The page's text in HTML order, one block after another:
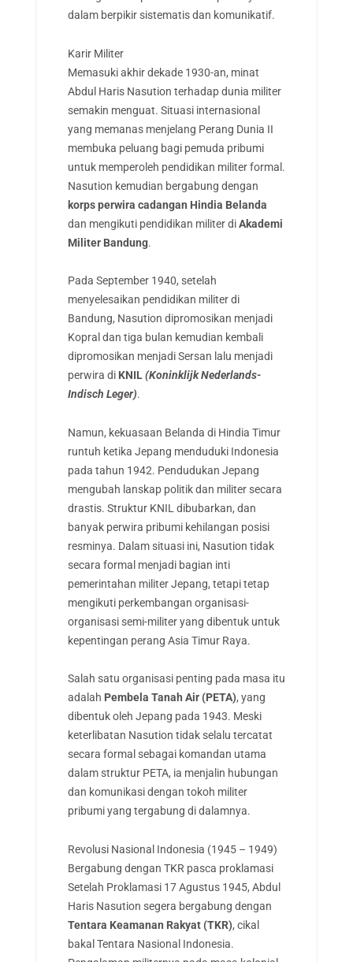
dalam berpikir sistematis dan komunikatif.
Karir Militer
Memasuki akhir dekade 1930-an, minat
Abdul Haris Nasution terhadap dunia militer
semakin menguat. Situasi internasional
yang memanas menjelang Perang Dunia II
membuka peluang bagi pemuda pribumi
untuk memperoleh pendidikan militer formal.
Nasution kemudian bergabung dengan
korps perwira cadangan Hindia Belanda
dan mengikuti pendidikan militer diAkademi
Militer Bandung.
Pada September 1940, setelah
menyelesaikan pendidikan militer di
Bandung, Nasution dipromosikan menjadi
Kopral dan tiga bulan kemudian kembali
dipromosikan menjadi Sersan lalu menjadi
perwira di KNIL(Koninklijk Nederlands-
Indisch Leger).
Namun, kekuasaan Belanda di Hindia Timur
runtuh ketika Jepang menduduki Indonesia
pada tahun 1942. Pendudukan Jepang
mengubah lanskap politik dan militer secara
drastis. Struktur KNIL dibubarkan, dan
banyak perwira pribumi kehilangan posisi
resminya. Dalam situasi ini, Nasution tidak
secara formal menjadi bagian inti
pemerintahan militer Jepang, tetapi tetap
mengikuti perkembangan organisasi-
organisasi semi-militer yang dibentuk untuk
kepentingan perang Asia Timur Raya.
Salah satu organisasi penting pada masa itu
adalah Pembela Tanah Air (PETA), yang
dibentuk oleh Jepang pada 1943. Meski
keterlibatan Nasution tidak selalu tercatat
secara formal sebagai komandan utama
dalam struktur PETA, ia menjalin hubungan
dan komunikasi dengan tokoh militer
pribumi yang tergabung di dalamnya.
Revolusi Nasional Indonesia (1945 – 1949)
Bergabung dengan TKR pasca proklamasi
Setelah Proklamasi 17 Agustus 1945, Abdul
Haris Nasution segera bergabung dengan
Tentara Keamanan Rakyat (TKR), cikal
bakal Tentara Nasional Indonesia.